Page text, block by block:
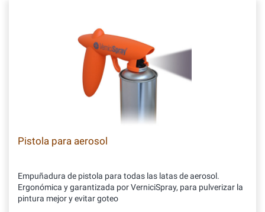
Pistola para aerosol
Empuñadura de pistola para todas las latas de aerosol.
Ergonómica y garantizada por VerniciSpray, para pulverizar la
pintura mejor y evitar goteo